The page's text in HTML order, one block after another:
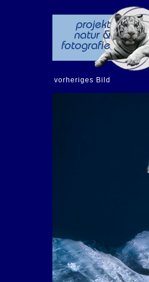
vorheriges Bild